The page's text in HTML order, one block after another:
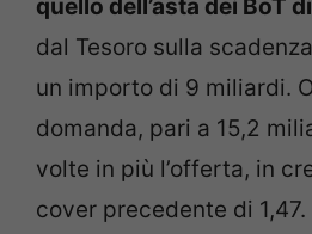
quello dell’asta dei BoT
dal Tesoro sulla
un importo di 9 miliardi.
domanda, pari a 15,2
volte in più l’offerta, in
cover precedente di 1,47.